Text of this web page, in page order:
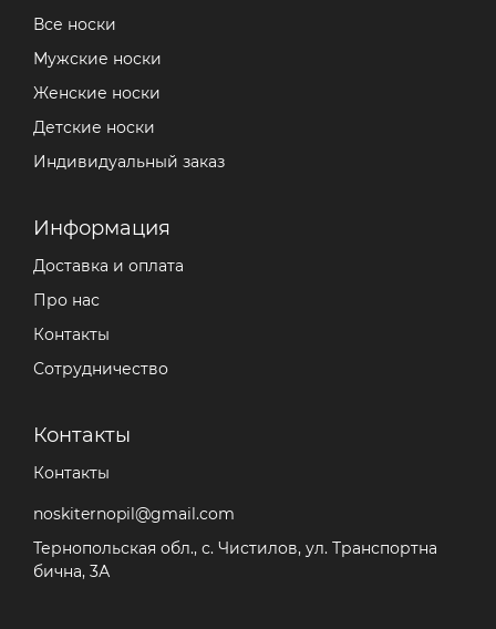
Все носки
Мужские носки
Женские носки
Детские носки
Индивидуальный заказ
Информация
Доставка и оплата
Про нас
Контакты
Сотрудничество
Контакты
Контакты
noskiternopil@gmail.com
Тернопольская обл., с. Чистилов, ул. Транспортна
бична, 3А